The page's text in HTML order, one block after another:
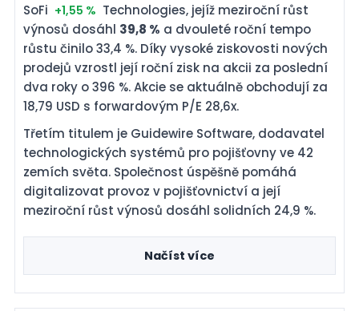
SoFi +1,55 % Technologies, jejíž meziroční růst
výnosů dosáhl 39,8 % a dvouleté roční tempo
růstu činilo 33,4 %. Díky vysoké ziskovosti nových
prodejů vzrostl její roční zisk na akcii za poslední
dva roky o 396 %. Akcie se aktuálně obchodují za
18,79 USD s forwardovým P/E 28,6x.
Třetím titulem je Guidewire Software, dodavatel
technologických systémů pro pojišťovny ve 42
zemích světa. Společnost úspěšně pomáhá
digitalizovat provoz v pojišťovnictví a její
meziroční růst výnosů dosáhl solidních 24,9 %.
Načíst více